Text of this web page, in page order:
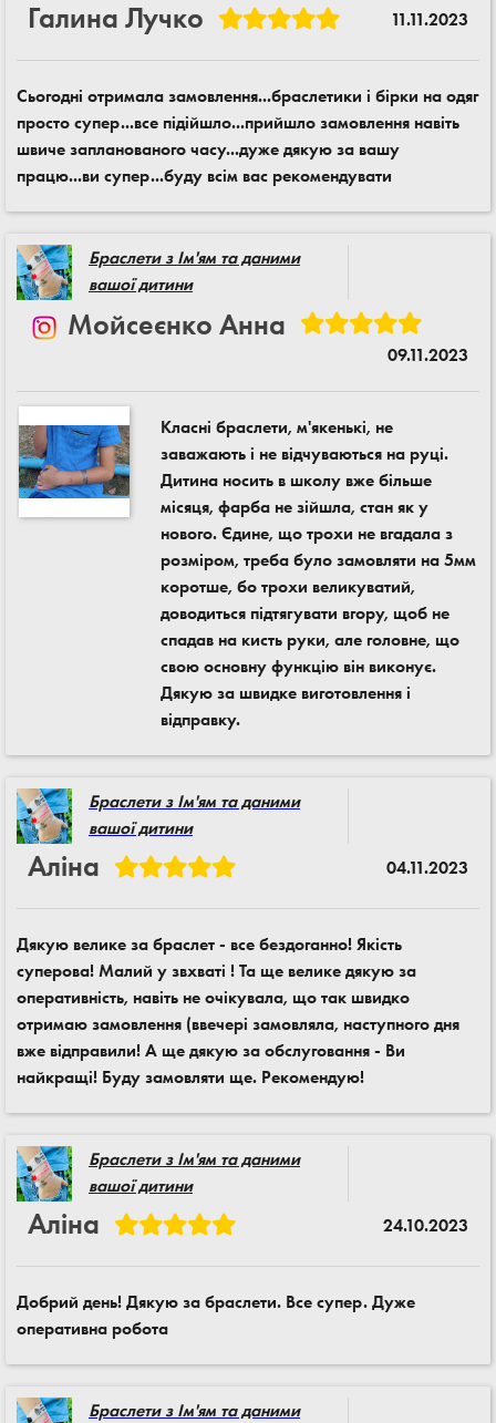
Галина Лучко 11.11.2023
Сьогодні отримала замовлення...браслетики і бірки на одяг
просто супер...все підійшло...прийшло замовлення навіть
швиче запланованого часу...дуже дякую за вашу
працю...ви супер...буду всім вас рекомендувати
Браслети з Ім'ям та даними
вашої дитини
Мойсеєнко Анна
09.11.2023
Класні браслети, м'якенькі, не
заважають і не відчуваються на руці.
Дитина носить в школу вже більше
місяця, фарба не зійшла, стан як у
нового. Єдине, що трохи не вгадала з
розміром, треба було замовляти на 5мм
коротше, бо трохи великуватий,
доводиться підтягувати вгору, щоб не
спадав на кисть руки, але головне, що
свою основну функцію він виконує.
Дякую за швидке виготовлення і
відправку.
Браслети з Ім'ям та даними
вашої дитини
Аліна 04.11.2023
Дякую велике за браслет - все бездоганно! Якість
суперова! Малий у звхваті ! Та ще велике дякую за
оперативність, навіть не очікувала, що так швидко
отримаю замовлення (ввечері замовляла, наступного дня
вже відправили! А ще дякую за обслуговання - Ви
найкращі! Буду замовляти ще. Рекомендую!
Браслети з Ім'ям та даними
вашої дитини
Аліна 24.10.2023
Добрий день! Дякую за браслети. Все супер. Дуже
оперативна робота
Браслети з Ім'ям та даними